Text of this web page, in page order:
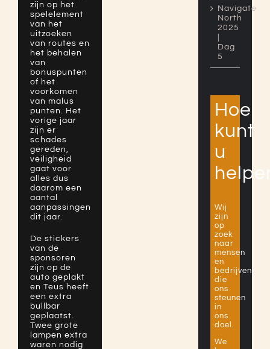
zijn op het
spelelement
van het
uitzoeken
van routes en
het behalen
van
bonuspunten
of het
voorkomen
van malus
punten. Het
vorige jaar
zijn er
schades
gereden,
veiligheid
gaat voor
alles dus
daarom een
aantal
aanpassingen
dit jaar.
De stickers
van de
sponsoren
zijn op de
auto geplakt
en Teus heeft
een extra
bullbar
geplaatst.
Twee grote
lampen extra
waren nodig
Navigate
North
2025
Dag
5
Hoe
kunt
u
Wij
zijn
op
zoek
naar
mensen
en
bedrijven
die
ons
steunen
in
ons
doel.
We